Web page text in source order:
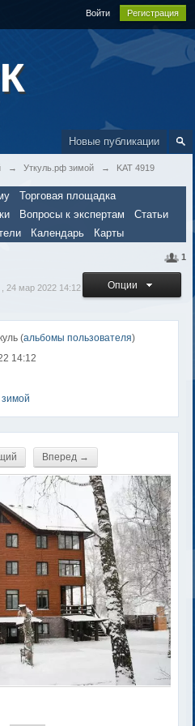
Войти Регистрация
Новые публикации
→ Уткуль.рф зимой → KAT 4919
Торговая площадка
Вопросы к экспертам
Статьи
Календарь Карты
1
Опции
, 24 мар 2022 14:12
(альбомы пользователя)
14:12
Вперед →